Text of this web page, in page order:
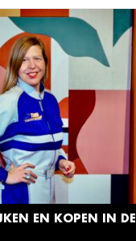
EN KOPEN IN DE